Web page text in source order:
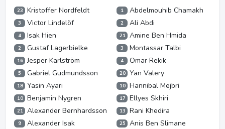
23 Kristoffer Nordfeldt
3 Victor Lindelöf
4 Isak Hien
2 Gustaf Lagerbielke
16 Jesper Karlström
5 Gabriel Gudmundsson
18 Yasin Ayari
10 Benjamin Nygren
21 Alexander Bernhardsson
9 Alexander Isak
1 Abdelmouhib Chamakh
2 Ali Abdi
21 Amine Ben Hmida
3 Montassar Talbi
4 Omar Rekik
20 Yan Valery
10 Hannibal Mejbri
17 Ellyes Skhiri
13 Rani Khedira
25 Anis Ben Slimane